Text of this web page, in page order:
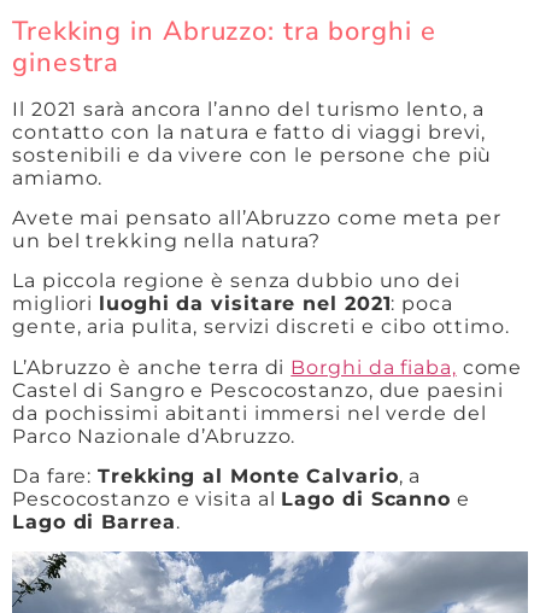
Trekking in Abruzzo: tra borghi e
ginestra
Il 2021 sarà ancora l’anno del turismo lento, a
contatto con la natura e fatto di viaggi brevi,
sostenibili e da vivere con le persone che più
amiamo.
Avete mai pensato all’Abruzzo come meta per
un bel trekking nella natura?
La piccola regione è senza dubbio uno dei
migliori luoghi da visitare nel 2021: poca
gente, aria pulita, servizi discreti e cibo ottimo.
L’Abruzzo è anche terra di Borghi da fiaba, come
Castel di Sangro e Pescocostanzo, due paesini
da pochissimi abitanti immersi nel verde del
Parco Nazionale d’Abruzzo.
Da fare:Trekking al Monte Calvario, a
Pescocostanzo e visita al Lago di Scanno e
Lago di Barrea.